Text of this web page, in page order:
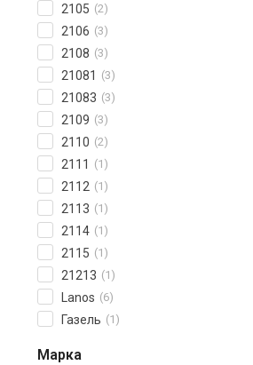
2105 (2)
2106 (3)
2108 (3)
21081 (3)
21083 (3)
2109 (3)
2110 (2)
2111 (1)
2112 (1)
2113 (1)
2114 (1)
2115 (1)
21213 (1)
Lanos (6)
Газель (1)
Марка